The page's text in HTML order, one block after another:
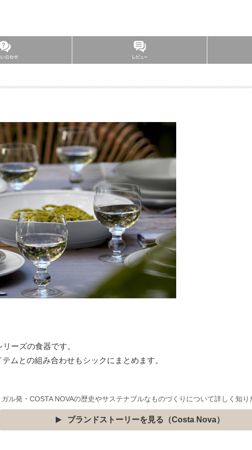
ーズの食器です。
ムとの組み合わせもシックにまとめます。
ガル発・COSTA NOVAの歴史やサステナブルなものづくりについて詳しく知り
ブランドストーリーを見る（Costa Nova）